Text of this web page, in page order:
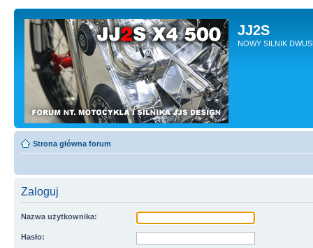
JJ2S
NOWY SILNIK
Strona główna forum
Zaloguj
Nazwa użytkownika:
Hasło: